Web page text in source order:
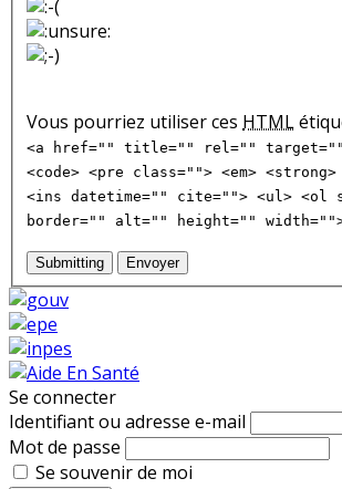
Vous pourriez utiliser ces HTML
<a href="" title="" rel=""
<code> <pre class=""> <em>
<ins datetime="" cite=""> <ul> <ol
border="" alt="" height=""
Submitting Envoyer
Se connecter
Identifiant ou adresse e-mail
Mot de passe
Se souvenir de moi